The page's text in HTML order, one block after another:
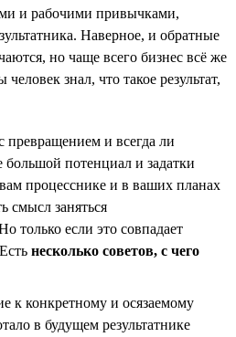
и рабочими привычками,
Наверное, и обратные
но чаще всего бизнес всё же
знал, что такое результат,
превращением и всегда ли
потенциал и задатки
процесснике и в ваших планах
смысл заняться
только если это совпадает
несколько советов, с чего
к конкретному и осязаемому
в будущем результатнике